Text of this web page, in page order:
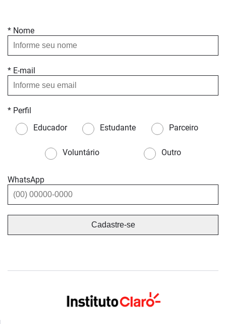
* Nome
* E-mail
* Perfil
Educador
Estudante Parceiro
Voluntário Outro
WhatsApp